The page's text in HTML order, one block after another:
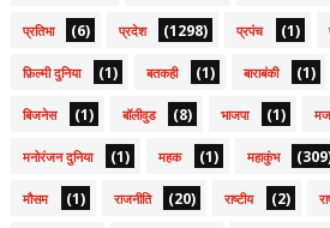
प्रतिभा (6) प्रदेश (1298) प्रपंच (1)
फ़िल्मी दुनिया (1) बतकही (1) बाराबंकी (1)
बिजनेस (1) बॉलीवुड (8) भाजपा (1)
मनोरंजन दुनिया (1) महक (1) महाकुंभ
मौसम (1) राजनीति (20) राष्टीय (2)